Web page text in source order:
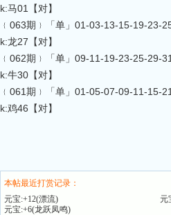
k:马01【对】
﹛063期﹜「单」01-03-13-15-19-23-
k:龙27【对】
﹛062期﹜「单」09-11-19-23-25-29-
k:牛30【对】
﹛061期﹜「单」01-05-07-09-11-15-
k:鸡46【对】
本帖最近打赏记录：
元宝:+12(漂流)
元
元宝:+6(龙跃凤鸣)